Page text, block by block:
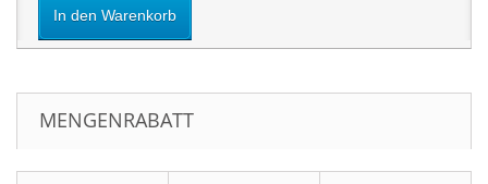
In den Warenkorb
MENGENRABATT